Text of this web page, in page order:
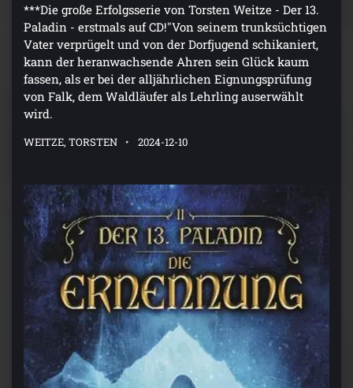
***Die große Erfolgsserie von Torsten Weitze - Der 13.
Paladin - erstmals auf CD!"Von seinem trunksüchtigen
Vater verprügelt und von der Dorfjugend schikaniert,
kann der heranwachsende Ahren sein Glück kaum
fassen, als er bei der alljährlichen Eignungsprüfung
von Falk, dem Waldläufer als Lehrling auserwählt
wird.
WEITZE, TORSTEN 2024-12-10